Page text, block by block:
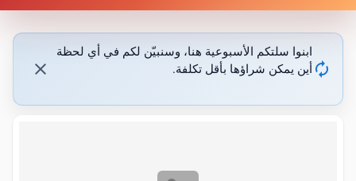
autorenew
ابنوا سلتكم الأسبوعية هنا، وسنبيّن لكم في أي لحظة
أين يمكن شراؤها بأقل تكلفة.
close